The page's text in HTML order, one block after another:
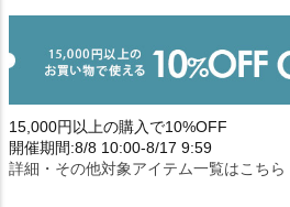
15,000円以上の購入で10%OFF
開催期間:8/8 10:00-8/17 9:59
詳細・その他対象アイテム一覧はこちら